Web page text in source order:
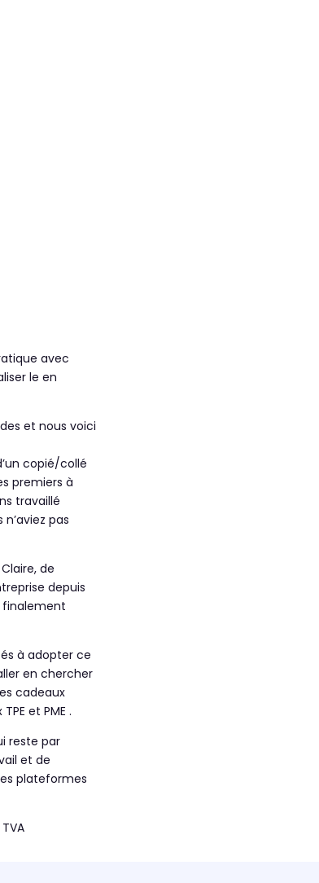
avec
le en
et nous voici
copié/collé
premiers à
travaillé
pas
de
depuis
finalement
à adopter ce
en chercher
cadeaux
et PME .
reste par
et de
plateformes